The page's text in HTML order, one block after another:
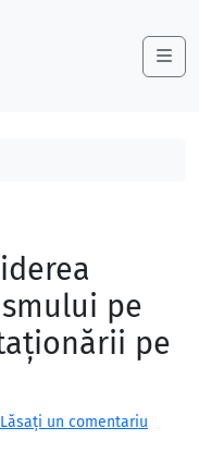
pe
pe
Lăsați un comentariu